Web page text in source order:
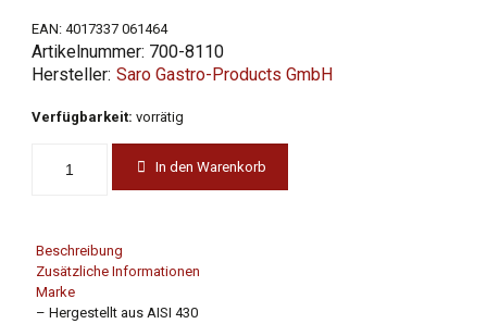
1.836,00 €
EAN:4017337 061464
Artikelnummer: 700-8110
Saro Gastro-Products GmbH
Verfügbarkeit: vorrätig
In den Warenkorb
Beschreibung
Zusätzliche Informationen
Marke
– Hergestellt aus AISI 430